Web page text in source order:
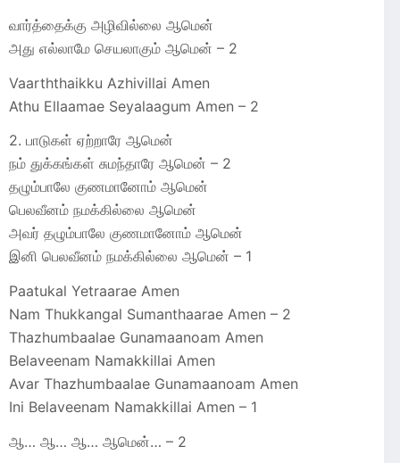
வார்த்தைக்கு அழிவில்லை ஆமென்
அது எல்லாமே செயலாகும் ஆமென் – 2
Vaarththaikku Azhivillai Amen
Athu Ellaamae Seyalaagum Amen – 2
2. பாடுகள் ஏற்றாரே ஆமென்
நம் துக்கங்கள் சுமந்தாரே ஆமென் – 2
தழும்பாலே குணமானோம் ஆமென்
பெலவீனம் நமக்கில்லை ஆமென்
அவர் தழும்பாலே குணமானோம் ஆமென்
இனி பெலவீனம் நமக்கில்லை ஆமென் – 1
Paatukal Yetraarae Amen
Nam Thukkangal Sumanthaarae Amen – 2
Thazhumbaalae Gunamaanoam Amen
Belaveenam Namakkillai Amen
Avar Thazhumbaalae Gunamaanoam Amen
Ini Belaveenam Namakkillai Amen – 1
ஆ… ஆ… ஆ… ஆமென்… – 2